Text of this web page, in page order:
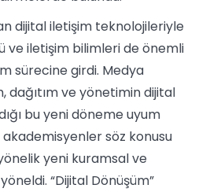
dijital iletişim teknolojileriyle
ve iletişim bilimleri de önemli
sürecine girdi. Medya
ve yönetimin dijital
bu yeni döneme uyum
akademisyenler söz konusu
yeni kuramsal ve
“Dijital Dönüşüm”